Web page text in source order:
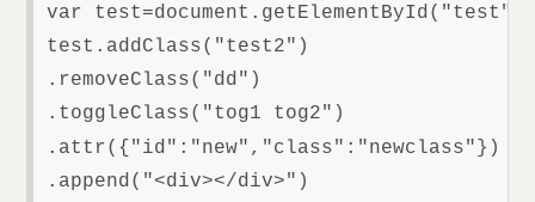
var test=document.getElementById("test");
test.addClass("test2")
.removeClass("dd")
.toggleClass("tog1 tog2")
.attr({"id":"new","class":"newclass"})
.append("<div></div>")